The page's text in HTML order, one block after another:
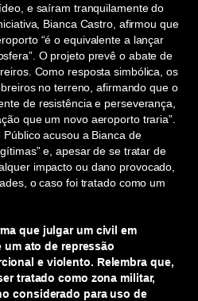
e saíram tranquilamente do
Bianca Castro, afirmou que
“é o equivalente a lançar
O projeto prevê o abate de
Como resposta simbólica, os
no terreno, afirmando que o
de resistência e perseverança,
que um novo aeroporto traria”.
acusou a Bianca de
e, apesar de se tratar de
impacto ou dano provocado,
o caso foi tratado como um
que julgar um civil em
ato de repressão
e violento. Relembra que,
tratado como zona militar,
considerado para uso de